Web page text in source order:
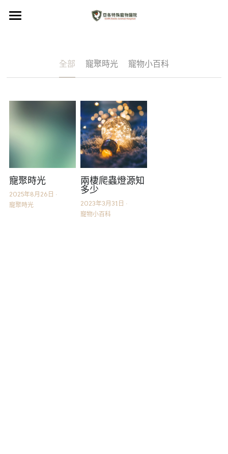
寵聚時光
LINE
全部 寵聚時光 寵物小百科
寵聚時光
2025年8月26日 ·
寵聚時光
兩棲爬蟲燈源知
多少
2023年3月31日 ·
寵物小百科
部落格分類
寵物小百科